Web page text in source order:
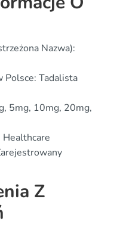
Nazwa):
Polsce: Tadalista
5mg, 10mg, 20mg,
Z